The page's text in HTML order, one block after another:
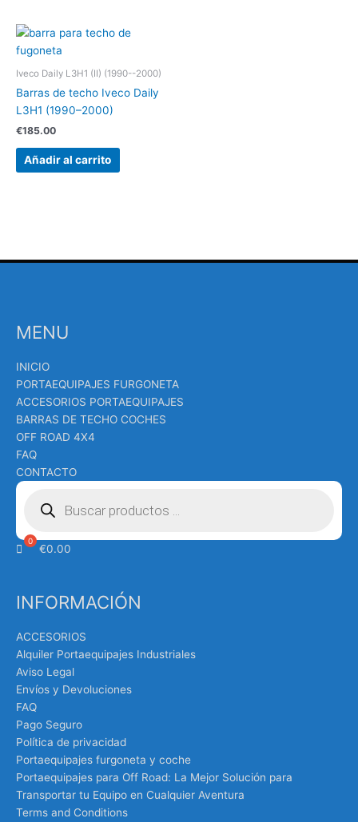
Iveco Daily L3H1 (II) (1990--2000)
Barras de techo Iveco Daily
L3H1 (1990–2000)
€185.00
Añadir al carrito
MENU
INICIO
PORTAEQUIPAJES FURGONETA
ACCESORIOS PORTAEQUIPAJES
BARRAS DE TECHO COCHES
OFF ROAD 4X4
FAQ
CONTACTO
Búsqueda
productos
€0.00
INFORMACIÓN
ACCESORIOS
Alquiler Portaequipajes Industriales
Aviso Legal
Envíos y Devoluciones
FAQ
Pago Seguro
Política de privacidad
Portaequipajes furgoneta y coche
Portaequipajes para Off Road: La Mejor Solución para
Transportar tu Equipo en Cualquier Aventura
Terms and Conditions